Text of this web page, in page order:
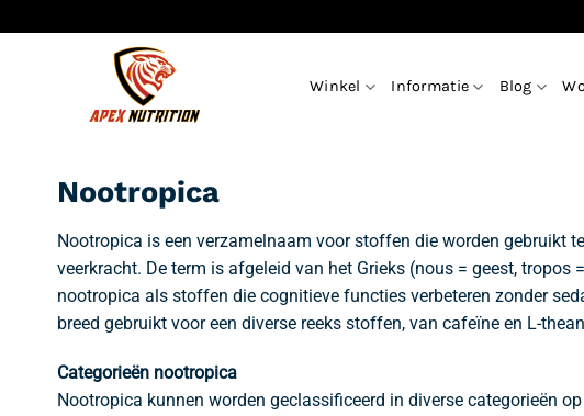
naar
Winkel Informatie Blog
Nootropica
Nootropica is een verzamelnaam voor stoffen die worden gebruikt
veerkracht. De term is afgeleid van het Grieks (nous = geest,
nootropica als stoffen die cognitieve functies verbeteren zonder
breed gebruikt voor een diverse reeks stoffen, van cafeïne en L-
Categorieën nootropica
Nootropica kunnen worden geclassificeerd in diverse categorieën